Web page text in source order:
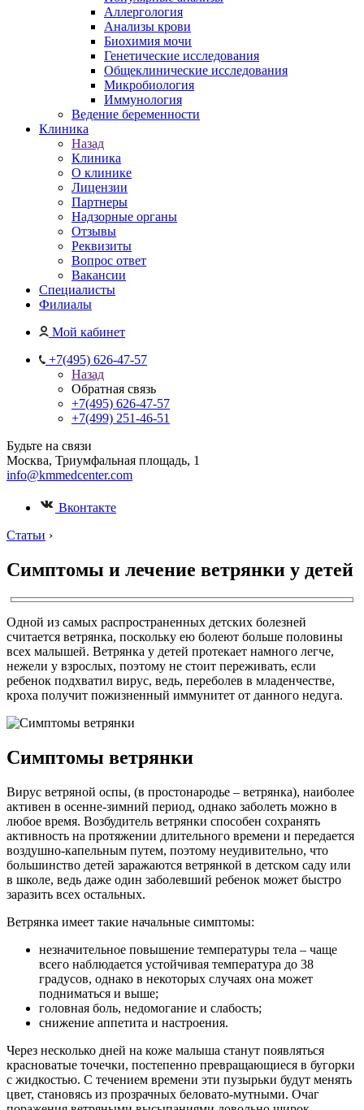
Аллергология
Анализы крови
Биохимия мочи
Генетические исследования
Общеклинические исследования
Микробиология
Иммунология
Ведение беременности
Клиника
Назад
Клиника
О клинике
Лицензии
Партнеры
Надзорные органы
Отзывы
Реквизиты
Вопрос ответ
Вакансии
Специалисты
Филиалы
Мой кабинет
+7(495) 626-47-57
Назад
Обратная связь
+7(495) 626-47-57
+7(499) 251-46-51
Будьте на связи
Москва, Триумфальная площадь, 1
info@kmmedcenter.com
Вконтакте
Статьи ›
Симптомы и лечение ветрянки у детей
Одной из самых распространенных детских болезней
считается ветрянка, поскольку ею болеют больше половины
всех малышей. Ветрянка у детей протекает намного легче,
нежели у взрослых, поэтому не стоит переживать, если
ребенок подхватил вирус, ведь, переболев в младенчестве,
кроха получит пожизненный иммунитет от данного недуга.
Симптомы ветрянки
Вирус ветряной оспы, (в простонародье – ветрянка), наиболее
активен в осенне-зимний период, однако заболеть можно в
любое время. Возбудитель ветрянки способен сохранять
активность на протяжении длительного времени и передается
воздушно-капельным путем, поэтому неудивительно, что
большинство детей заражаются ветрянкой в детском саду или
в школе, ведь даже один заболевший ребенок может быстро
заразить всех остальных.
Ветрянка имеет такие начальные симптомы:
незначительное повышение температуры тела – чаще
всего наблюдается устойчивая температура до 38
градусов, однако в некоторых случаях она может
подниматься и выше;
головная боль, недомогание и слабость;
снижение аппетита и настроения.
Через несколько дней на коже малыша станут появляться
красноватые точечки, постепенно превращающиеся в бугорки
с жидкостью. С течением времени эти пузырьки будут менять
цвет, становясь из прозрачных беловато-мутными. Очаг